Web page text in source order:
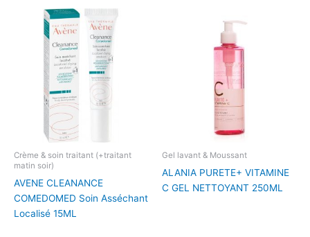
Crème & soin traitant (+traitant
matin soir)
AVENE CLEANANCE
COMEDOMED Soin Asséchant
Localisé 15ML
Gel lavant & Moussant
ALANIA PURETE+ VITAMINE
C GEL NETTOYANT 250ML